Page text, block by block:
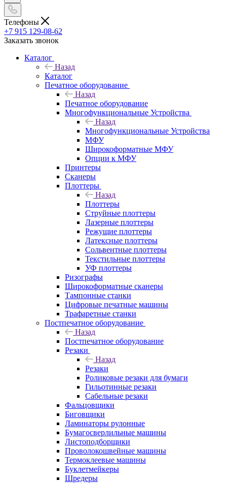
Телефоны
+7 915 129-08-62
Заказать звонок
Каталог
Назад
Каталог
Печатное оборудование
Назад
Печатное оборудование
Многофункциональные Устройства
Назад
Многофункциональные Устройства
МФУ
Широкоформатные МФУ
Опции к МФУ
Принтеры
Сканеры
Плоттеры
Назад
Плоттеры
Струйные плоттеры
Лазерные плоттеры
Режущие плоттеры
Латексные плоттеры
Сольвентные плоттеры
Текстильные плоттеры
УФ плоттеры
Ризографы
Широкоформатные сканеры
Тампонные станки
Цифровые печатные машины
Трафаретные станки
Постпечатное оборудование
Назад
Постпечатное оборудование
Резаки
Назад
Резаки
Роликовые резаки для бумаги
Гильотинные резаки
Сабельные резаки
Фальцовщики
Биговщики
Ламинаторы рулонные
Бумагосверлильные машины
Листоподборщики
Проволокошвейные машины
Термоклеевые машины
Буклетмейкеры
Шредеры